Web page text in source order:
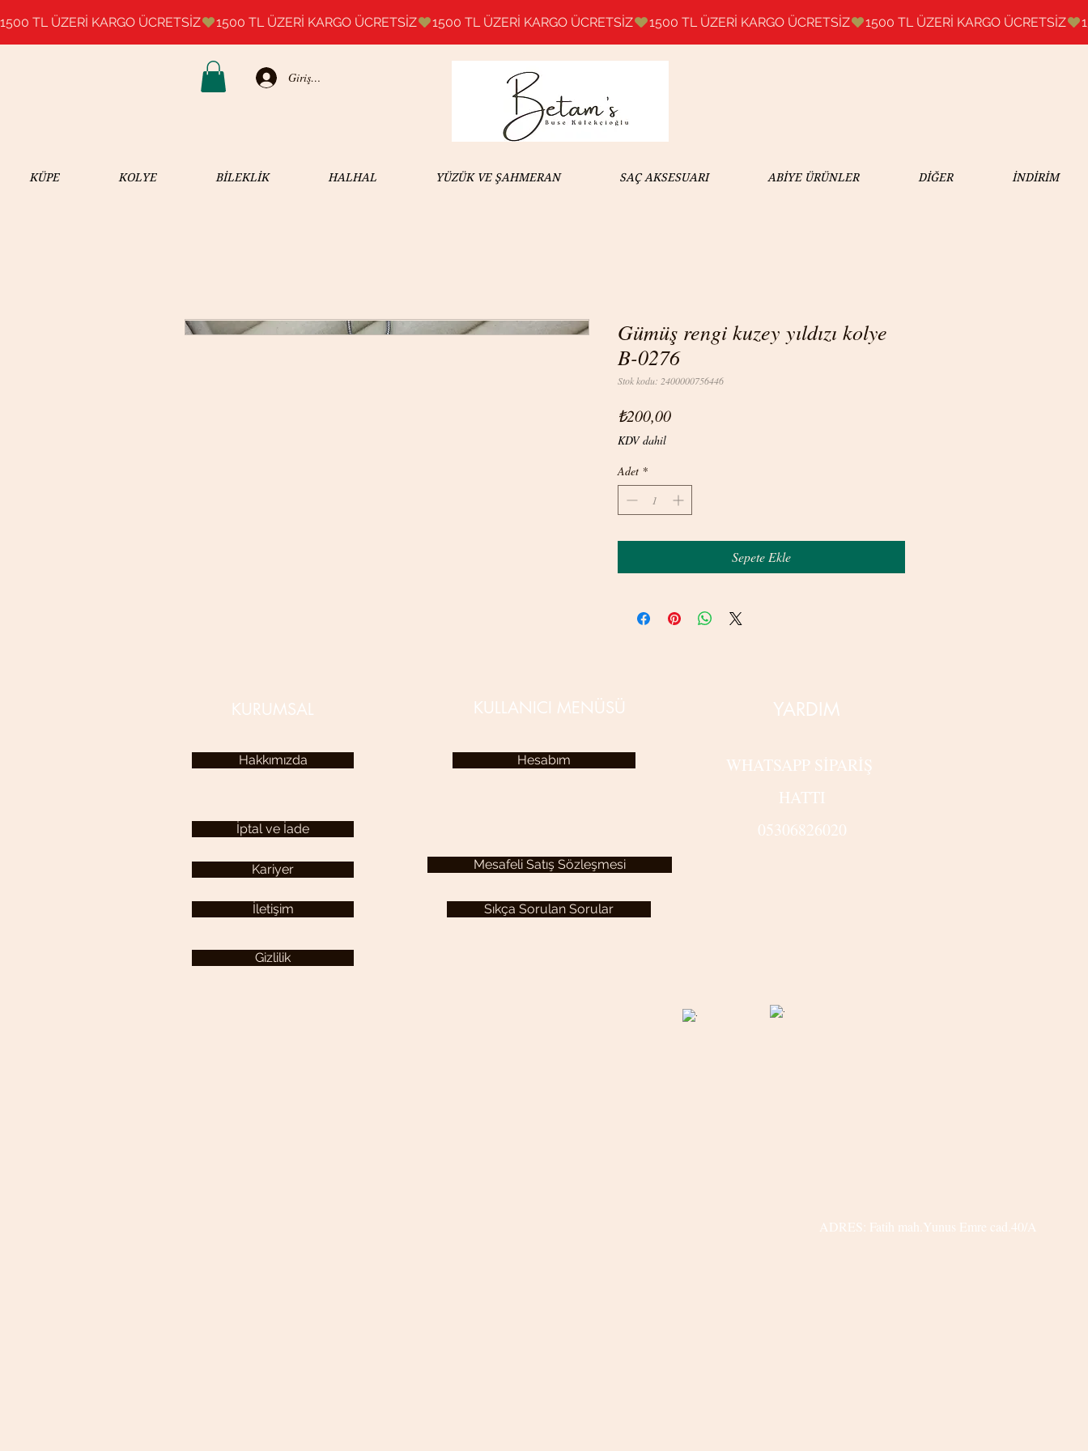
1500 TL ÜZERİ KARGO ÜCRETSİZ
Giriş Yap
KÜPE KOLYE BİLEKLİK HALHAL YÜZÜK VE ŞAHMERAN SAÇ AKSESUARI ABİYE ÜRÜNLER DİĞER İNDİRİM
Gümüş rengi kuzey yıldızı kolye
B-0276
Stok kodu: 2400000756446
₺200,00Fiyat
KDV dahil
Adet *
Sepete Ekle
Hakkımızda
KURUMSAL
İptal ve İade
KULLANICI MENÜSÜ
Hesabım
Sıkça Sorulan Sorular
YARDIM
WHATSAPP SİPARİŞ
HATTI
05306826020
İletişim
Mesafeli Satış Sözleşmesi
Gizlilik
Kariyer
ADRES: Fatih mah.Yunus Emre